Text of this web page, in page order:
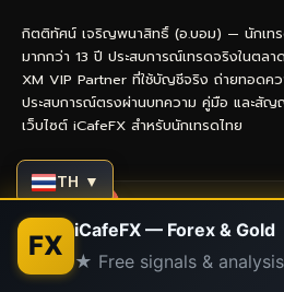
กิตติทัศน์ เจริญพนาสิทธิ์ (อ.บอม) — นักเท
มากกว่า 13 ปี ประสบการณ์เทรดจริงในตล
XM VIP Partner ที่ใช้บัญชีจริง ถ่ายทอดคว
ประสบการณ์ตรงผ่านบทความ คู่มือ และสั
เว็บไซต์ iCafeFX สำหรับนักเทรดไทย
-
TH ▼
FX iCafeFX — Forex & Gold
★ Free signals & analysis
Contact us
Open